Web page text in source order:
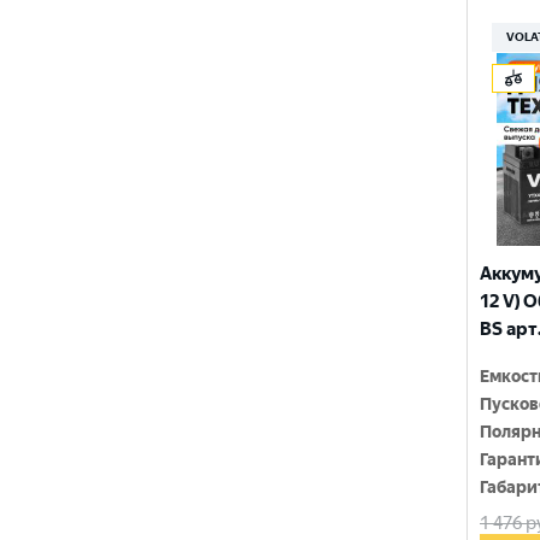
12 V)
BS
1 476